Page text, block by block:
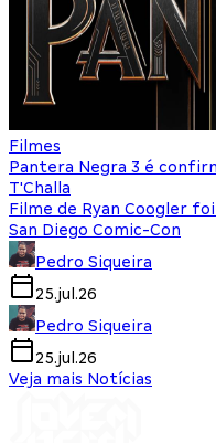
Filmes
Pantera Negra 3 é
T'Challa
Filme de Ryan Coogler
San Diego Comic-Con
Pedro Siqueira
25.jul.26
Pedro Siqueira
25.jul.26
Veja mais Notícias